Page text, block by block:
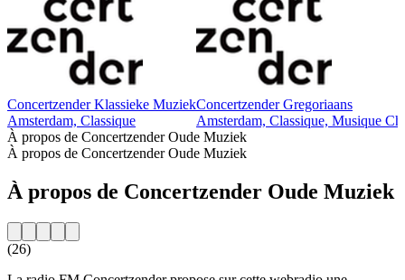
Concertzender Klassieke Muziek
Amsterdam, Classique
Concertzender Gregoriaans
Amsterdam, Classique, Musique
À propos de Concertzender Oude Muziek
À propos de Concertzender Oude Muziek
À propos de Concertzender Oude Muziek
(26)